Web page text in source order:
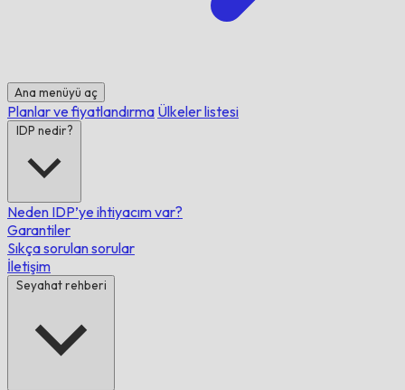
Ana menüyü aç
Planlar ve fiyatlandırma Ülkeler listesi
IDP nedir?
Neden IDP’ye ihtiyacım var?
Garantiler
Sıkça sorulan sorular
İletişim
Seyahat rehberi